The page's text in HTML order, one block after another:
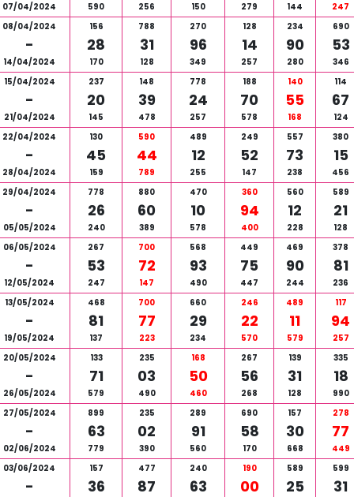
07/04/2024 590 256 150 279 144
247
08/04/2024
-
14/04/2024
156
28
170
788
31
128
270
96
349
128
14
257
234
90
280
690
53
346
15/04/2024
-
21/04/2024
237
20
145
148
39
478
778
24
257
188
70
578
140
55
168
114
67
124
22/04/2024
-
28/04/2024
130
45
159
590
44
789
489
12
255
249
52
147
557
73
238
380
15
456
29/04/2024
-
05/05/2024
778
26
240
880
60
389
470
10
578
360
94
400
560
12
228
589
21
128
06/05/2024
-
12/05/2024
267
53
247
700
72
147
568
93
490
449
75
447
469
90
244
378
81
236
13/05/2024
-
19/05/2024
468
81
137
700
77
223
660
29
234
246
22
570
489
11
579
117
94
257
20/05/2024
-
26/05/2024
133
71
579
235
03
490
168
50
460
267
56
268
139
31
128
335
18
990
27/05/2024
-
02/06/2024
899
63
779
235
02
390
289
91
560
690
58
170
157
30
668
278
77
449
03/06/2024
-
157
36
477
87
240
63
190
00
589
25
599
31